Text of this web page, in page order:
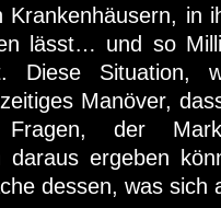
Krankenhäusern, in
lässt… und so
Diese Situation,
Manöver,
Fragen, der
daraus ergeben
dessen, was sich